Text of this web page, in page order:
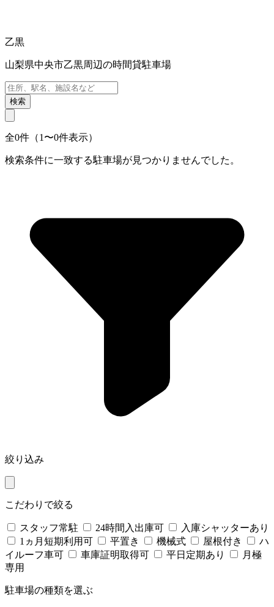
乙黒
山梨県中央市乙黒周辺の時間貸駐車場
検索
全0件（1〜0件表示）
検索条件に一致する駐車場が見つかりませんでした。
絞り込み
こだわりで絞る
スタッフ常駐 24時間入出庫可
入庫シャッターあり
1ヵ月短期利用可
平置き 機械式 屋根付き
ハ
イルーフ車可
車庫証明取得可 平日定期あり
月極
専用
駐車場の種類を選ぶ